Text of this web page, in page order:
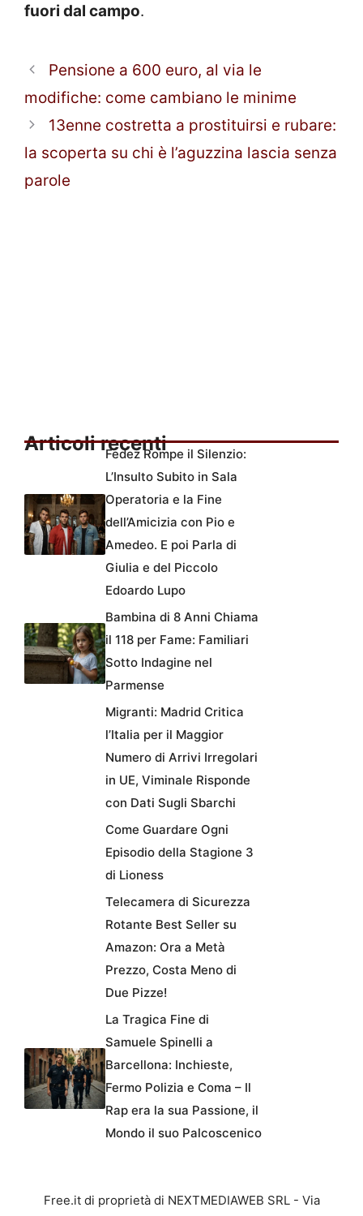
fuori dal campo.
Pensione a 600 euro, al via le
modifiche: come cambiano le minime
13enne costretta a prostituirsi e rubare:
la scoperta su chi è l’aguzzina lascia senza
parole
Articoli recentiFedez Rompe il Silenzio:
L’Insulto Subito in Sala
Operatoria e la Fine
dell’Amicizia con Pio e
Amedeo. E poi Parla di
Giulia e del Piccolo
Edoardo Lupo
Bambina di 8 Anni Chiama
il 118 per Fame: Familiari
Sotto Indagine nel
Parmense
Migranti: Madrid Critica
l’Italia per il Maggior
Numero di Arrivi Irregolari
in UE, Viminale Risponde
con Dati Sugli Sbarchi
Come Guardare Ogni
Episodio della Stagione 3
di Lioness
Telecamera di Sicurezza
Rotante Best Seller su
Amazon: Ora a Metà
Prezzo, Costa Meno di
Due Pizze!
La Tragica Fine di
Samuele Spinelli a
Barcellona: Inchieste,
Fermo Polizia e Coma – Il
Rap era la sua Passione, il
Mondo il suo Palcoscenico
Free.it di proprietà di NEXTMEDIAWEB SRL - Via